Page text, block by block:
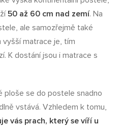
50 až 60 cm nad zemí. Na
ale samozřejmě také
vyšší matrace je, tím
K dostání jsou i matrace s
ploše se do postele snadno
vstává. Vzhledem k tomu,
vás prach, který se víří u